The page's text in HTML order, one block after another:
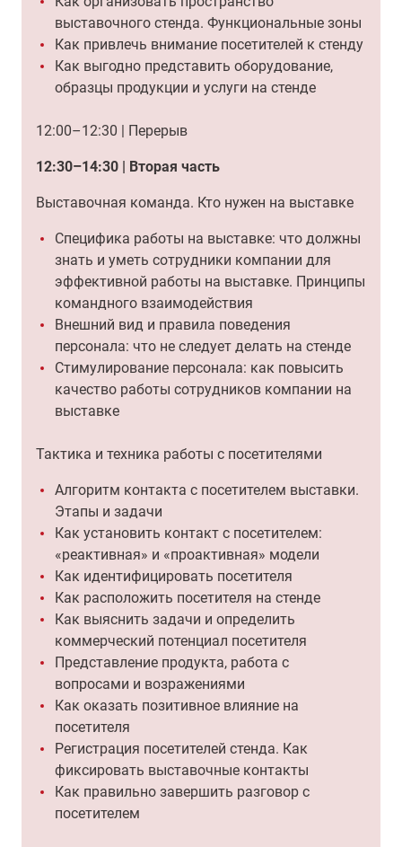
выставочного стенда. Функциональные зоны
Как привлечь внимание посетителей к стенду
Как выгодно представить оборудование,
образцы продукции и услуги на стенде
12:00–12:30 | Перерыв
12:30–14:30 | Вторая часть
Выставочная команда. Кто нужен на выставке
Специфика работы на выставке: что должны
знать и уметь сотрудники компании для
эффективной работы на выставке. Принципы
командного взаимодействия
Внешний вид и правила поведения
персонала: что не следует делать на стенде
Стимулирование персонала: как повысить
качество работы сотрудников компании на
выставке
Тактика и техника работы с посетителями
Алгоритм контакта с посетителем выставки.
Этапы и задачи
Как установить контакт с посетителем:
«реактивная» и «проактивная» модели
Как идентифицировать посетителя
Как расположить посетителя на стенде
Как выяснить задачи и определить
коммерческий потенциал посетителя
Представление продукта, работа с
вопросами и возражениями
Как оказать позитивное влияние на
посетителя
Регистрация посетителей стенда. Как
фиксировать выставочные контакты
Как правильно завершить разговор с
посетителем